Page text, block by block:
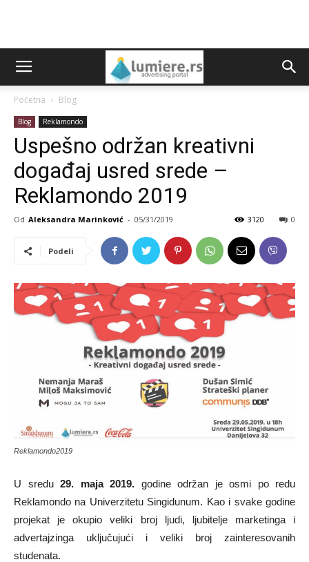
Početna Blog
Blog Reklamondo
Uspešno održan kreativni
događaj usred srede –
Reklamondo 2019
Od Aleksandra Marinković - 05/31/2019 0
3120
Podeli
Reklamondo2019
U sredu 29. maja 2019. godine održan je osmi po redu
Reklamondo na Univerzitetu Singidunum. Kao i svake godine
projekat je okupio veliki broj ljudi, ljubitelje marketinga i
advertajzinga uključujući i veliki broj zainteresovanih
studenata.